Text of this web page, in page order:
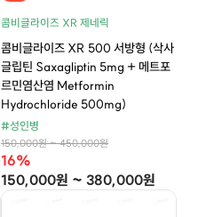
콤비글라이즈 XR 제네릭
콤비글라이즈 XR 500 서방형 (삭사
글립틴 Saxagliptin 5mg + 메트포
르민염산염 Metformin
Hydrochloride 500mg)
#성인병
150,000원 ~ 450,000원
16%
150,000원 ~ 380,000원